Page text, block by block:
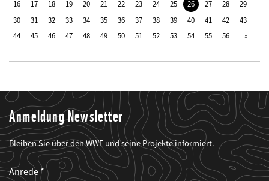
16
17 18 19 20 21 22 23 24 25 26 27 28
29
30
31 32 33 34 35 36 37 38 39 40 41 42
43
44
45 46 47 48 49 50 51 52 53 54 55 56
Anmeldung Newsletter
Bleiben Sie über den WWF und seine Projekte informiert.
Web2Case
Infofelder
Fieldset
anrede_name
Anrede